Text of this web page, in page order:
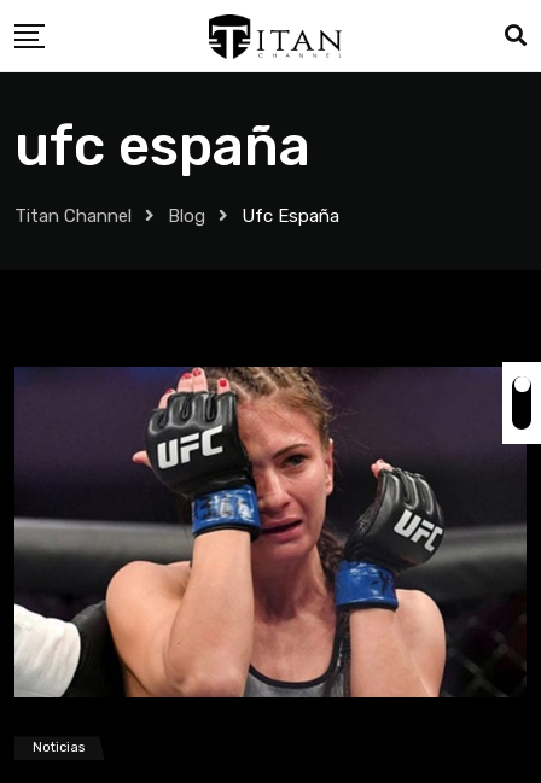
ufc españa
Titan Channel Blog Ufc España
Noticias